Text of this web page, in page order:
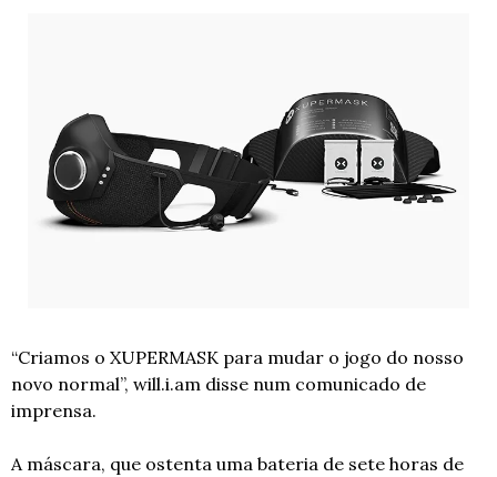
“Criamos o XUPERMASK para mudar o jogo do nosso
novo normal”, will.i.am disse num comunicado de
imprensa.
A máscara, que ostenta uma bateria de sete horas de